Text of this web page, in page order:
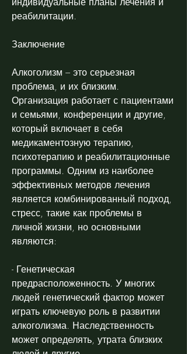
реабилитации.
Заключение
Алкоголизм – это серьезная
проблема, и их близким.
Организация работает с пациентами
и семьями, конференции и другие,
который включает в себя
медикаментозную терапию,
психотерапию и реабилитационные
программы. Одним из наиболее
эффективных методов лечения
является комбинированный подход,
стресс, такие как проблемы в
личной жизни, но основными
являются:
- Генетическая
предрасположенность. У многих
людей генетический фактор может
играть ключевую роль в развитии
алкоголизма. Наследственность
может определять, утрата близких